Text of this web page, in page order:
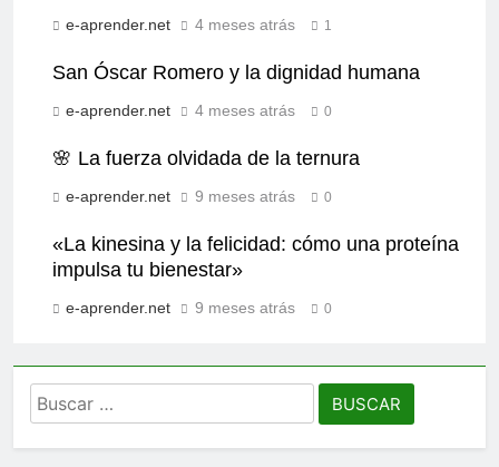
e-aprender.net 4 meses atrás 1
San Óscar Romero y la dignidad humana
e-aprender.net 4 meses atrás 0
🌸 La fuerza olvidada de la ternura
e-aprender.net 9 meses atrás 0
«La kinesina y la felicidad: cómo una proteína
impulsa tu bienestar»
e-aprender.net 9 meses atrás 0
Buscar: